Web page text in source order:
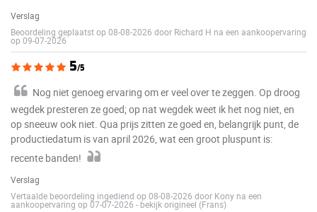
Verslag
Beoordeling geplaatst op 08-08-2026 door Richard H na een aankoopervaring
op 09-07-2026
5/5
Nog niet genoeg ervaring om er veel over te zeggen. Op droog
wegdek presteren ze goed; op nat wegdek weet ik het nog niet, en
op sneeuw ook niet. Qua prijs zitten ze goed en, belangrijk punt, de
productiedatum is van april 2026, wat een groot pluspunt is:
recente banden!
Verslag
Vertaalde beoordeling ingediend op 08-08-2026 door Kony na een
aankoopervaring op 07-07-2026 - bekijk origineel (Frans)